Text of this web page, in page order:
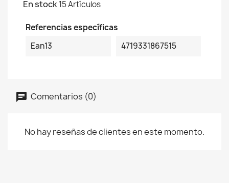
En stock15 Artículos
Referencias específicas
Ean13
4719331867515
Comentarios (0)
No hay reseñas de clientes en este momento.